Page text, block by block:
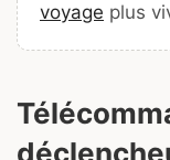
voyage plus